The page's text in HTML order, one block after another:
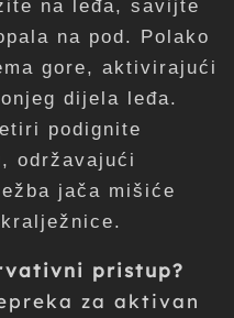
na leđa, savijte
na pod. Polako
gore, aktivirajući
dijela leđa.
podignite
održavajući
jača mišiće
pristup?
za aktivan